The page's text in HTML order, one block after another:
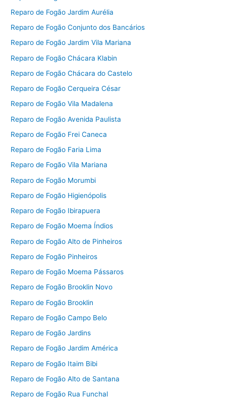
Reparo de Fogão Jardim Aurélia
Reparo de Fogão Conjunto dos Bancários
Reparo de Fogão Jardim Vila Mariana
Reparo de Fogão Chácara Klabin
Reparo de Fogão Chácara do Castelo
Reparo de Fogão Cerqueira César
Reparo de Fogão Vila Madalena
Reparo de Fogão Avenida Paulista
Reparo de Fogão Frei Caneca
Reparo de Fogão Faria Lima
Reparo de Fogão Vila Mariana
Reparo de Fogão Morumbi
Reparo de Fogão Higienópolis
Reparo de Fogão Ibirapuera
Reparo de Fogão Moema Índios
Reparo de Fogão Alto de Pinheiros
Reparo de Fogão Pinheiros
Reparo de Fogão Moema Pássaros
Reparo de Fogão Brooklin Novo
Reparo de Fogão Brooklin
Reparo de Fogão Campo Belo
Reparo de Fogão Jardins
Reparo de Fogão Jardim América
Reparo de Fogão Itaim Bibi
Reparo de Fogão Alto de Santana
Reparo de Fogão Rua Funchal